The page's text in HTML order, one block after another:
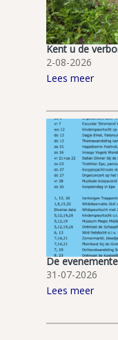
Kent u de
2-08-2026
Lees meer
De
31-07-2026
Lees meer